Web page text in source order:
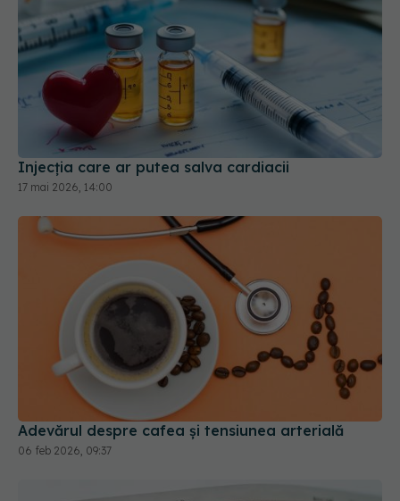
Injecția care ar putea salva cardiacii
17 mai 2026, 14:00
Adevărul despre cafea și tensiunea arterială
06 feb 2026, 09:37